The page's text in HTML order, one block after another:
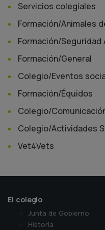
Servicios colegiales
Formación/Animales
Formación/Seguridad
Formación/General
Colegio/Eventos
Formación/Équidos
Colegio/
Colegio/Actividades
Vet4Vets
El colegio
Junta de Gobierno
Historia